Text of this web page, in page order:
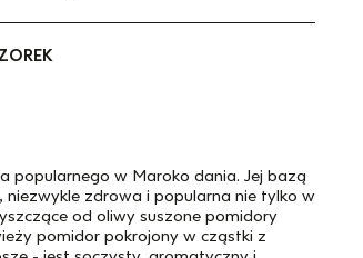
popularnego w Maroko dania. Jej bazą
zdrowa i popularna nie tylko w
od oliwy suszone pomidory
pomidor pokrojony w cząstki z